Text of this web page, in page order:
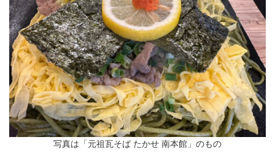
写真は「元祖瓦そば たかせ 南本館」のもの